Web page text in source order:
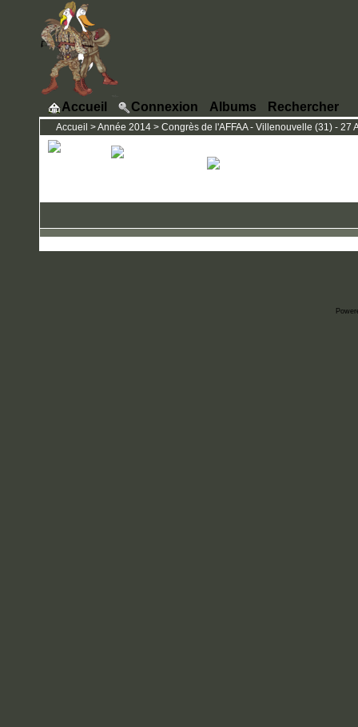
Accueil Connexion Albums Rechercher
Accueil >Année 2014 > Congrès de l'AFFAA - Villenouvelle (31) - 27